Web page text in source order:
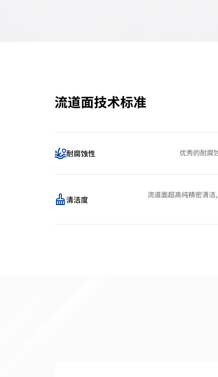
流道面技术标准
耐腐蚀性 优秀的耐腐
清洁度 流道面超高纯精密清